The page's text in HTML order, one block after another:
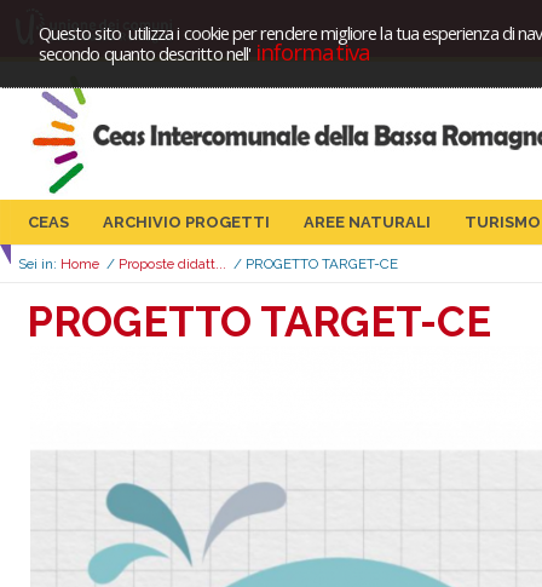
Questo sito utilizza i cookie per rendere migliore la tua esperienza di
secondo quanto descritto nell'informativa
CEAS ARCHIVIO PROGETTI AREE NATURALI
Sei in: Home / Proposte didatt... / PROGETTO TARGET-CE
PROGETTO TARGET-CE